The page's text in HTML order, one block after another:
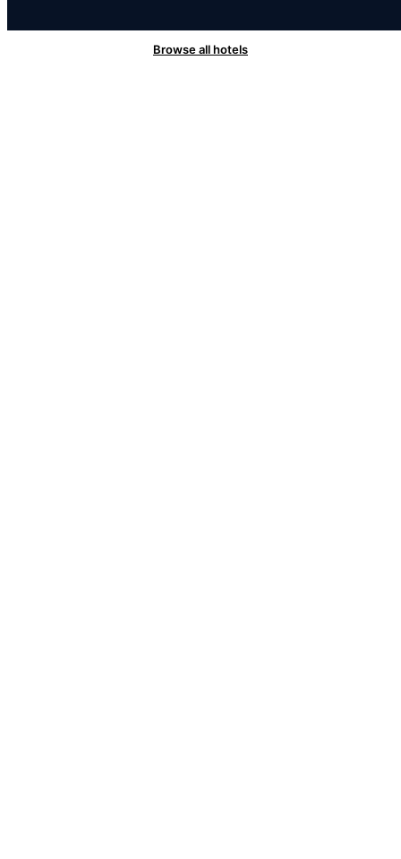
Browse all hotels